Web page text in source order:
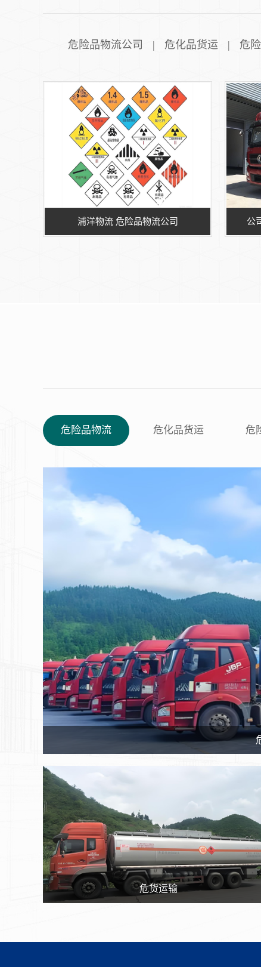
危险品物流公司 危化品货运 危
浦洋物流 危险品物流公司 公
危险品物流 危化品货运 危
危货运输